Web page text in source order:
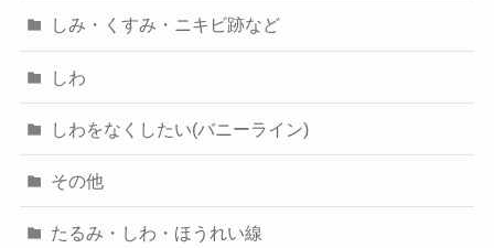
しみ・くすみ・ニキビ跡など
しわ
しわをなくしたい(バニーライン)
その他
たるみ・しわ・ほうれい線